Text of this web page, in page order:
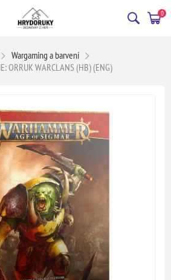
0
Wargaming a barvení
ORRUK WARCLANS (HB) (ENG)